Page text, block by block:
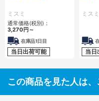
ミスミ
通常価格(税別)：
3,270円～
在庫品1日目
当日出荷可能
ミスミ
当日
この商品を見た人は